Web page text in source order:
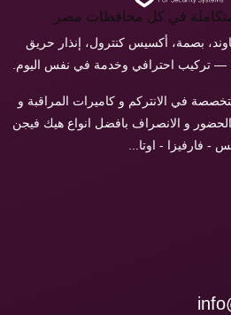
في كل محافظات مصر
بصمة، أكسيس كنترول، إنذار حريق
احترافي وخدمة في نفس اليوم.
في الانتركم و كاميرات المراقبة و
و الانصراف بافضل انواع هيك فيجن
- فارفيزا - اوتا...